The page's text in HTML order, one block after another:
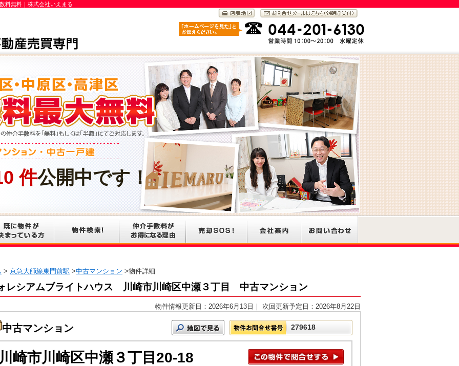
料無料｜株式会社いえまる
件公開中です！
> 京急大師線東門前駅 >中古マンション >物件詳細
レシアムブライトハウス 川崎市川崎区中瀬３丁目 中古マンション
物件情報更新日：2026年6月13日｜ 次回更新予定日：2026年8月22日
中古マンション 279618
崎市川崎区中瀬３丁目20-18